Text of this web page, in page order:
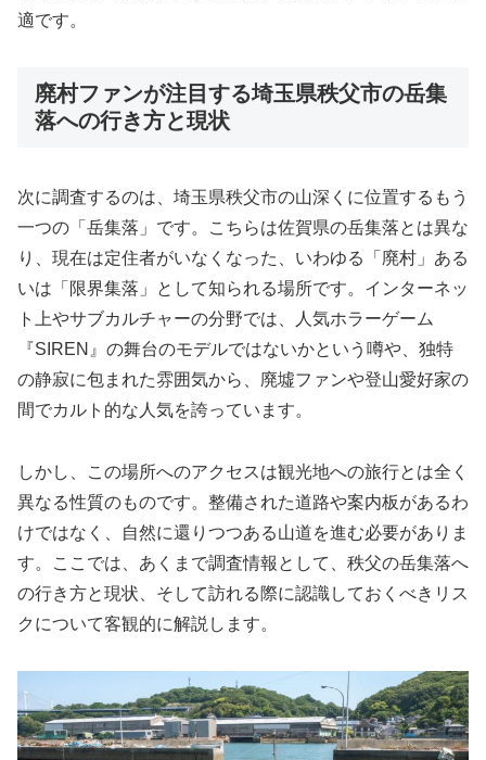
適です。
廃村ファンが注目する埼玉県秩父市の岳集
落への行き方と現状
次に調査するのは、埼玉県秩父市の山深くに位置するもう
一つの「岳集落」です。こちらは佐賀県の岳集落とは異な
り、現在は定住者がいなくなった、いわゆる「廃村」ある
いは「限界集落」として知られる場所です。インターネッ
ト上やサブカルチャーの分野では、人気ホラーゲーム
『SIREN』の舞台のモデルではないかという噂や、独特
の静寂に包まれた雰囲気から、廃墟ファンや登山愛好家の
間でカルト的な人気を誇っています。
しかし、この場所へのアクセスは観光地への旅行とは全く
異なる性質のものです。整備された道路や案内板があるわ
けではなく、自然に還りつつある山道を進む必要がありま
す。ここでは、あくまで調査情報として、秩父の岳集落へ
の行き方と現状、そして訪れる際に認識しておくべきリス
クについて客観的に解説します。